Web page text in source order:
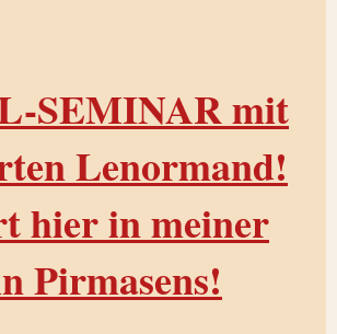
SEMINAR mit
Lenormand!
hier in meiner
Pirmasens!